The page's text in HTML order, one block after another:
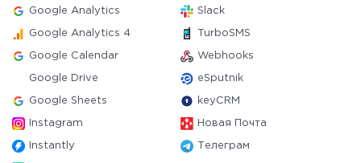
Google Analytics Slack
Google Analytics 4 TurboSMS
Google Calendar Webhooks
Google Drive eSputnik
Google Sheets keyCRM
Instagram Новая Почта
Instantly Телеграм